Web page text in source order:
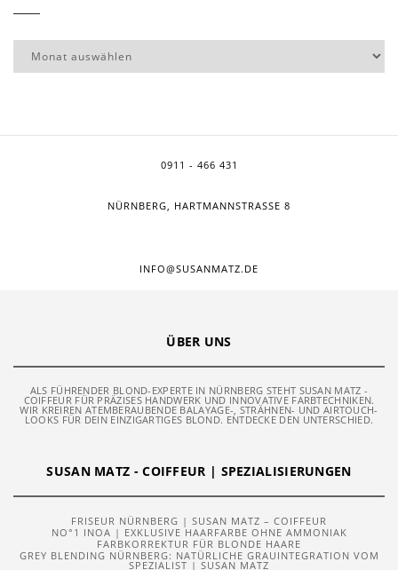
Archive
0911 - 466 431
NÜRNBERG, HARTMANNSTRASSE 8
INFO@SUSANMATZ.DE
ÜBER UNS
ALS FÜHRENDER BLOND-EXPERTE IN NÜRNBERG STEHT SUSAN MATZ -
COIFFEUR FÜR PRÄZISES HANDWERK UND INNOVATIVE FARBTECHNIKEN.
WIR KREIREN ATEMBERAUBENDE BALAYAGE-, STRÄHNEN- UND AIRTOUCH-
LOOKS FÜR DEIN EINZIGARTIGES BLOND. ENTDECKE DEN UNTERSCHIED.
SUSAN MATZ - COIFFEUR | SPEZIALISIERUNGEN
FRISEUR NÜRNBERG | SUSAN MATZ – COIFFEUR
NO°1 INOA | EXKLUSIVE HAARFARBE OHNE AMMONIAK
FARBKORREKTUR FÜR BLONDE HAARE
GREY BLENDING NÜRNBERG: NATÜRLICHE GRAUINTEGRATION VOM
SPEZIALIST | SUSAN MATZ